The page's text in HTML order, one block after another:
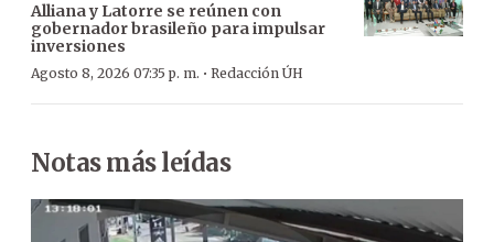
Alliana y Latorre se reúnen con
gobernador brasileño para impulsar
inversiones
Agosto 8, 2026 07:35 p. m. · Redacción ÚH
Notas más leídas